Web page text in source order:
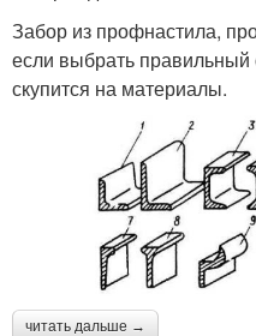
Забор из профнастила,
если выбрать правильный
скупится на материалы.
читать дальше →